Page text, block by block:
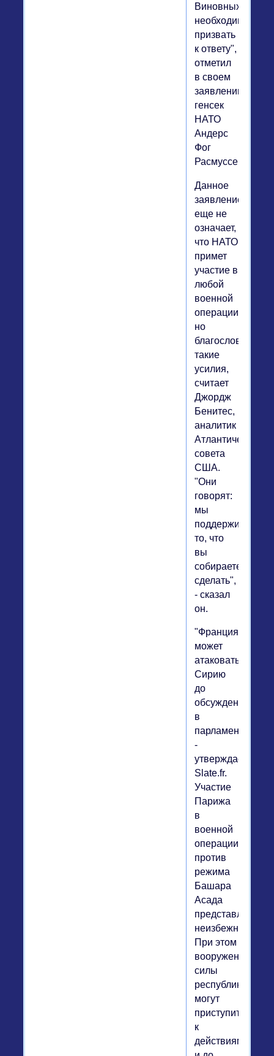
Виновных
необходимо
призвать
к ответу",
отметил
в своем
заявлении
генсек
НАТО
Андерс
Фог
Расмуссен.
Данное
заявление
еще не
означает,
что НАТО
примет
участие в
любой
военной
операции,
но
благословляет
такие
усилия,
считает
Джордж
Бенитес,
аналитик
Атлантического
совета
США.
"Они
говорят:
мы
поддерживаем
то, что
вы
собираетесь
сделать",
- сказал
он.
"Франция
может
атаковать
Сирию
до
обсуждения
в
парламенте"
-
утверждает
Slate.fr.
Участие
Парижа
в
военной
операции
против
режима
Башара
Асада
представляется
неизбежным.
При этом
вооруженные
силы
республики
могут
приступить
к
действиям